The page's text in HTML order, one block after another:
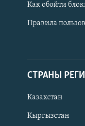
Как обойти
Правила
СТРАНЫ
Казахстан
Кыргызстан